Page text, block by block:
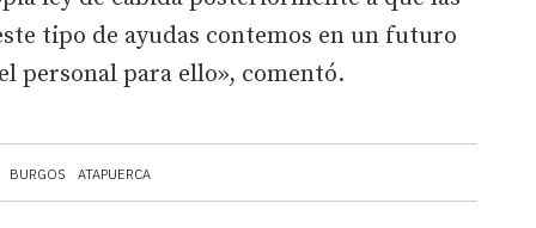
BURGOS ATAPUERCA
tipo de ayudas contemos en un futuro
personal para ello», comentó.